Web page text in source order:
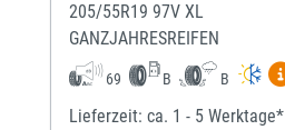
205/55R19 97V XL
GANZJAHRESREIFEN
69 B B
Lieferzeit: ca. 1 - 5 Werktage*